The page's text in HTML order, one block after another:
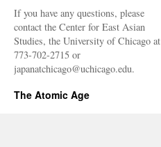
If you have any questions, please
contact the Center for East Asian
Studies, the University of Chicago at
773-702-2715 or
japanatchicago@uchicago.edu.
The Atomic Age